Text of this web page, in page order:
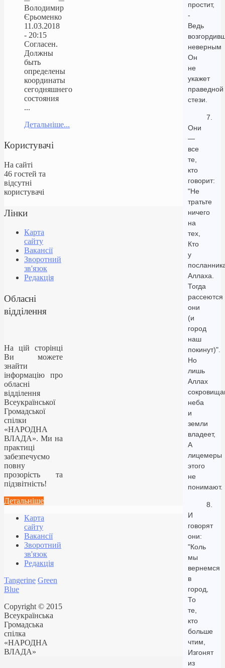
простит,
-
Ведь
неверным
Он
не
укажет
праведной
стези.
7.
Они
—
все
те,
кто
говорит:
"Не
тратьте
ничего
на
тех,
Кто
у
Аллаха.
Тогда
рассеются
они
(и
город
наш
покинут)".
Но
лишь
Аллах
неба
и
земли
владеет,
А
лицемеры
этого
не
понимают.
8.
И
говорят
они:
"Коль
мы
вернемся
в
город,
То
те,
кто
больше
чтим,
Изгонят
из
Володимир
Єрьоменко
11.03.2018
- 20:15
Согласен.
Должны
быть
определены
координаты
сегодняшнего
состояния
...
Детальніше...
Користувачі
На сайті
46 гостей та
відсутні
користувачі
Лінки
Карта
сайту
Вакансії
Зворотний
зв'язок
Редакція
Обласні
відділення
На цій сторінці
Ви можете
знайти
інформацію про
обласні
відділення
Всеукраїнської
Громадської
спілки
«НАРОДНА
ВЛАДА». Ми на
практиці
забезпечуємо
повну
прозорість та
підзвітність!
Детальніше
Карта
сайту
Вакансії
Зворотний
зв'язок
Редакція
Tangerine Green
Blue
Copyright © 2015
Всеукраїнська
Громадська
спілка
«НАРОДНА
ВЛАДА»